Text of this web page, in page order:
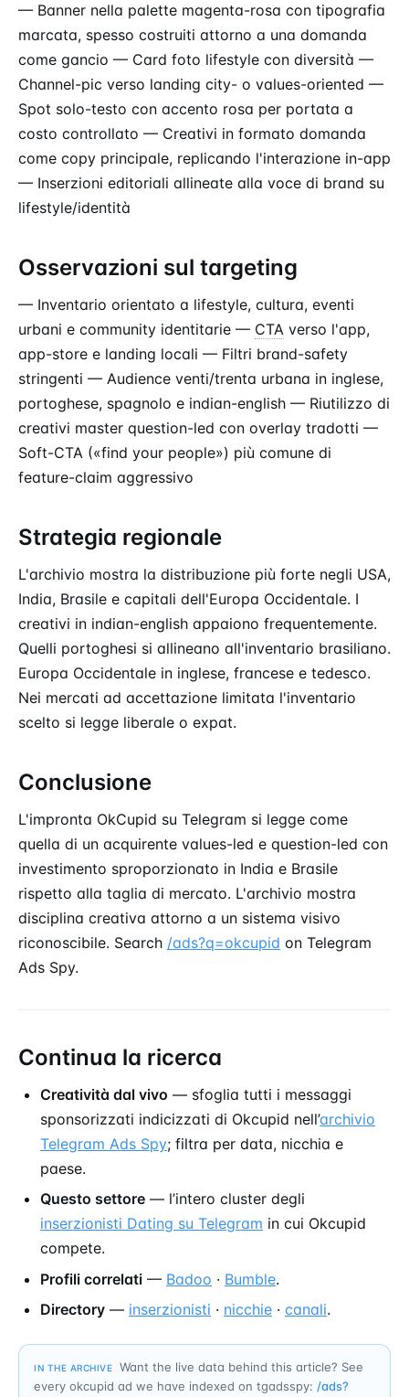
— Banner nella palette magenta-rosa con tipografia
marcata, spesso costruiti attorno a una domanda
come gancio — Card foto lifestyle con diversità —
Channel-pic verso landing city- o values-oriented —
Spot solo-testo con accento rosa per portata a
costo controllato — Creativi in formato domanda
come copy principale, replicando l'interazione in-app
— Inserzioni editoriali allineate alla voce di brand su
lifestyle/identità
Osservazioni sul targeting
— Inventario orientato a lifestyle, cultura, eventi
urbani e community identitarie — CTA verso l'app,
app-store e landing locali — Filtri brand-safety
stringenti — Audience venti/trenta urbana in inglese,
portoghese, spagnolo e indian-english — Riutilizzo di
creativi master question-led con overlay tradotti —
Soft-CTA («find your people») più comune di
feature-claim aggressivo
Strategia regionale
L'archivio mostra la distribuzione più forte negli USA,
India, Brasile e capitali dell'Europa Occidentale. I
creativi in indian-english appaiono frequentemente.
Quelli portoghesi si allineano all'inventario brasiliano.
Europa Occidentale in inglese, francese e tedesco.
Nei mercati ad accettazione limitata l'inventario
scelto si legge liberale o expat.
Conclusione
L'impronta OkCupid su Telegram si legge come
quella di un acquirente values-led e question-led con
investimento sproporzionato in India e Brasile
rispetto alla taglia di mercato. L'archivio mostra
disciplina creativa attorno a un sistema visivo
riconoscibile. Search /ads?q=okcupid on Telegram
Ads Spy.
Continua la ricerca
Creatività dal vivo — sfoglia tutti i messaggi
sponsorizzati indicizzati di Okcupid nell’archivio
Telegram Ads Spy; filtra per data, nicchia e
paese.
Questo settore — l’intero cluster degli
inserzionisti Dating su Telegram in cui Okcupid
compete.
Profili correlati — Badoo · Bumble.
Directory — inserzionisti · nicchie · canali.
IN THE ARCHIVE
Want the live data behind this article? See
every okcupid ad we have indexed on tgadsspy: /ads?